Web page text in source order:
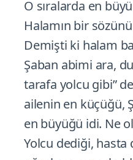
O sıralarda en
Halamın bir
Demişti ki halam
Şaban abimi ara,
tarafa yolcu gibi”
ailenin en küçüğü,
en büyüğü idi. Ne
Yolcu dediği, hasta